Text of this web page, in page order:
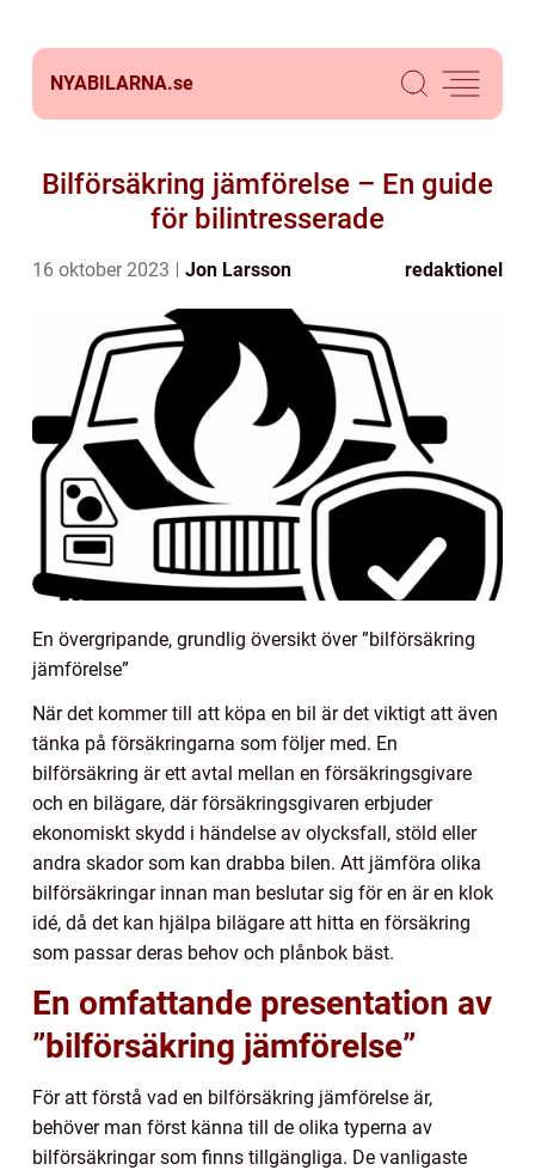
NYABILARNA.se
Bilförsäkring jämförelse – En guide
för bilintresserade
16 oktober 2023 Jon Larsson redaktionel
En övergripande, grundlig översikt över ”bilförsäkring
jämförelse”
När det kommer till att köpa en bil är det viktigt att även
tänka på försäkringarna som följer med. En
bilförsäkring är ett avtal mellan en försäkringsgivare
och en bilägare, där försäkringsgivaren erbjuder
ekonomiskt skydd i händelse av olycksfall, stöld eller
andra skador som kan drabba bilen. Att jämföra olika
bilförsäkringar innan man beslutar sig för en är en klok
idé, då det kan hjälpa bilägare att hitta en försäkring
som passar deras behov och plånbok bäst.
En omfattande presentation av
”bilförsäkring jämförelse”
För att förstå vad en bilförsäkring jämförelse är,
behöver man först känna till de olika typerna av
bilförsäkringar som finns tillgängliga. De vanligaste